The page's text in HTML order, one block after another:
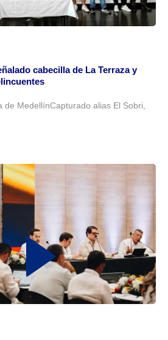
cabecilla de La Terraza y
de MedellínCapturado alias El Sobri,